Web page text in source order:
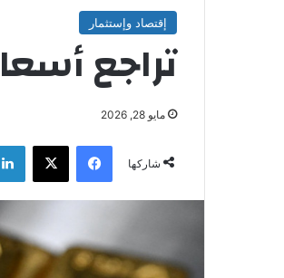
إقتصاد وإستثمار
تراجع
مايو 28, 2026
شاركها
فيسبوك